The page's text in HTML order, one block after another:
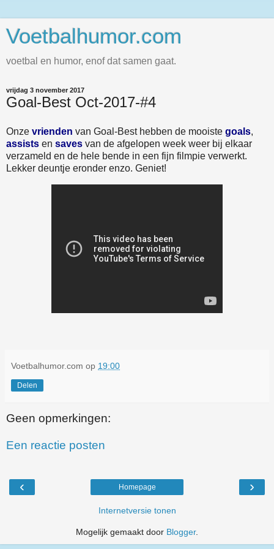
Voetbalhumor.com
voetbal en humor, enof dat samen gaat.
vrijdag 3 november 2017
Goal-Best Oct-2017-#4
Onze vrienden van Goal-Best hebben de mooiste goals,
assists en saves van de afgelopen week weer bij elkaar
verzameld en de hele bende in een fijn filmpie verwerkt.
Lekker deuntje eronder enzo. Geniet!
Voetbalhumor.com op 19:00
Delen
Geen opmerkingen:
Een reactie posten
‹ ›
Homepage
Internetversie tonen
Mogelijk gemaakt door Blogger.